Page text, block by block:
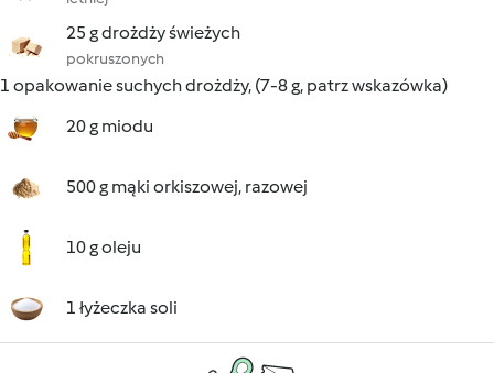
25 g drożdży świeżych
pokruszonych
1 opakowanie suchych drożdży, (7-8 g, patrz wskazówka)
20 g miodu
500 g mąki orkiszowej, razowej
10 g oleju
1 łyżeczka soli